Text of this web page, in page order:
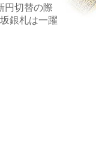
円切替の際
銀札は一躍